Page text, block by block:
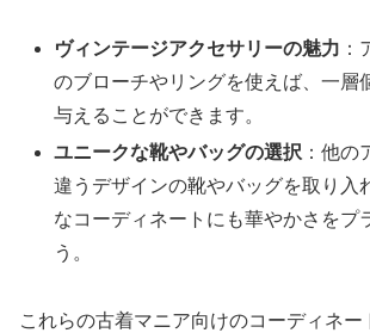
ヴィンテージアクセサリーの魅力 ：
のブローチやリングを使えば、一層
与えることができます。
ユニークな靴やバッグの選択 ：他の
違うデザインの靴やバッグを取り入
なコーディネートにも華やかさをプ
う。
これらの古着マニア向けのコーディネー